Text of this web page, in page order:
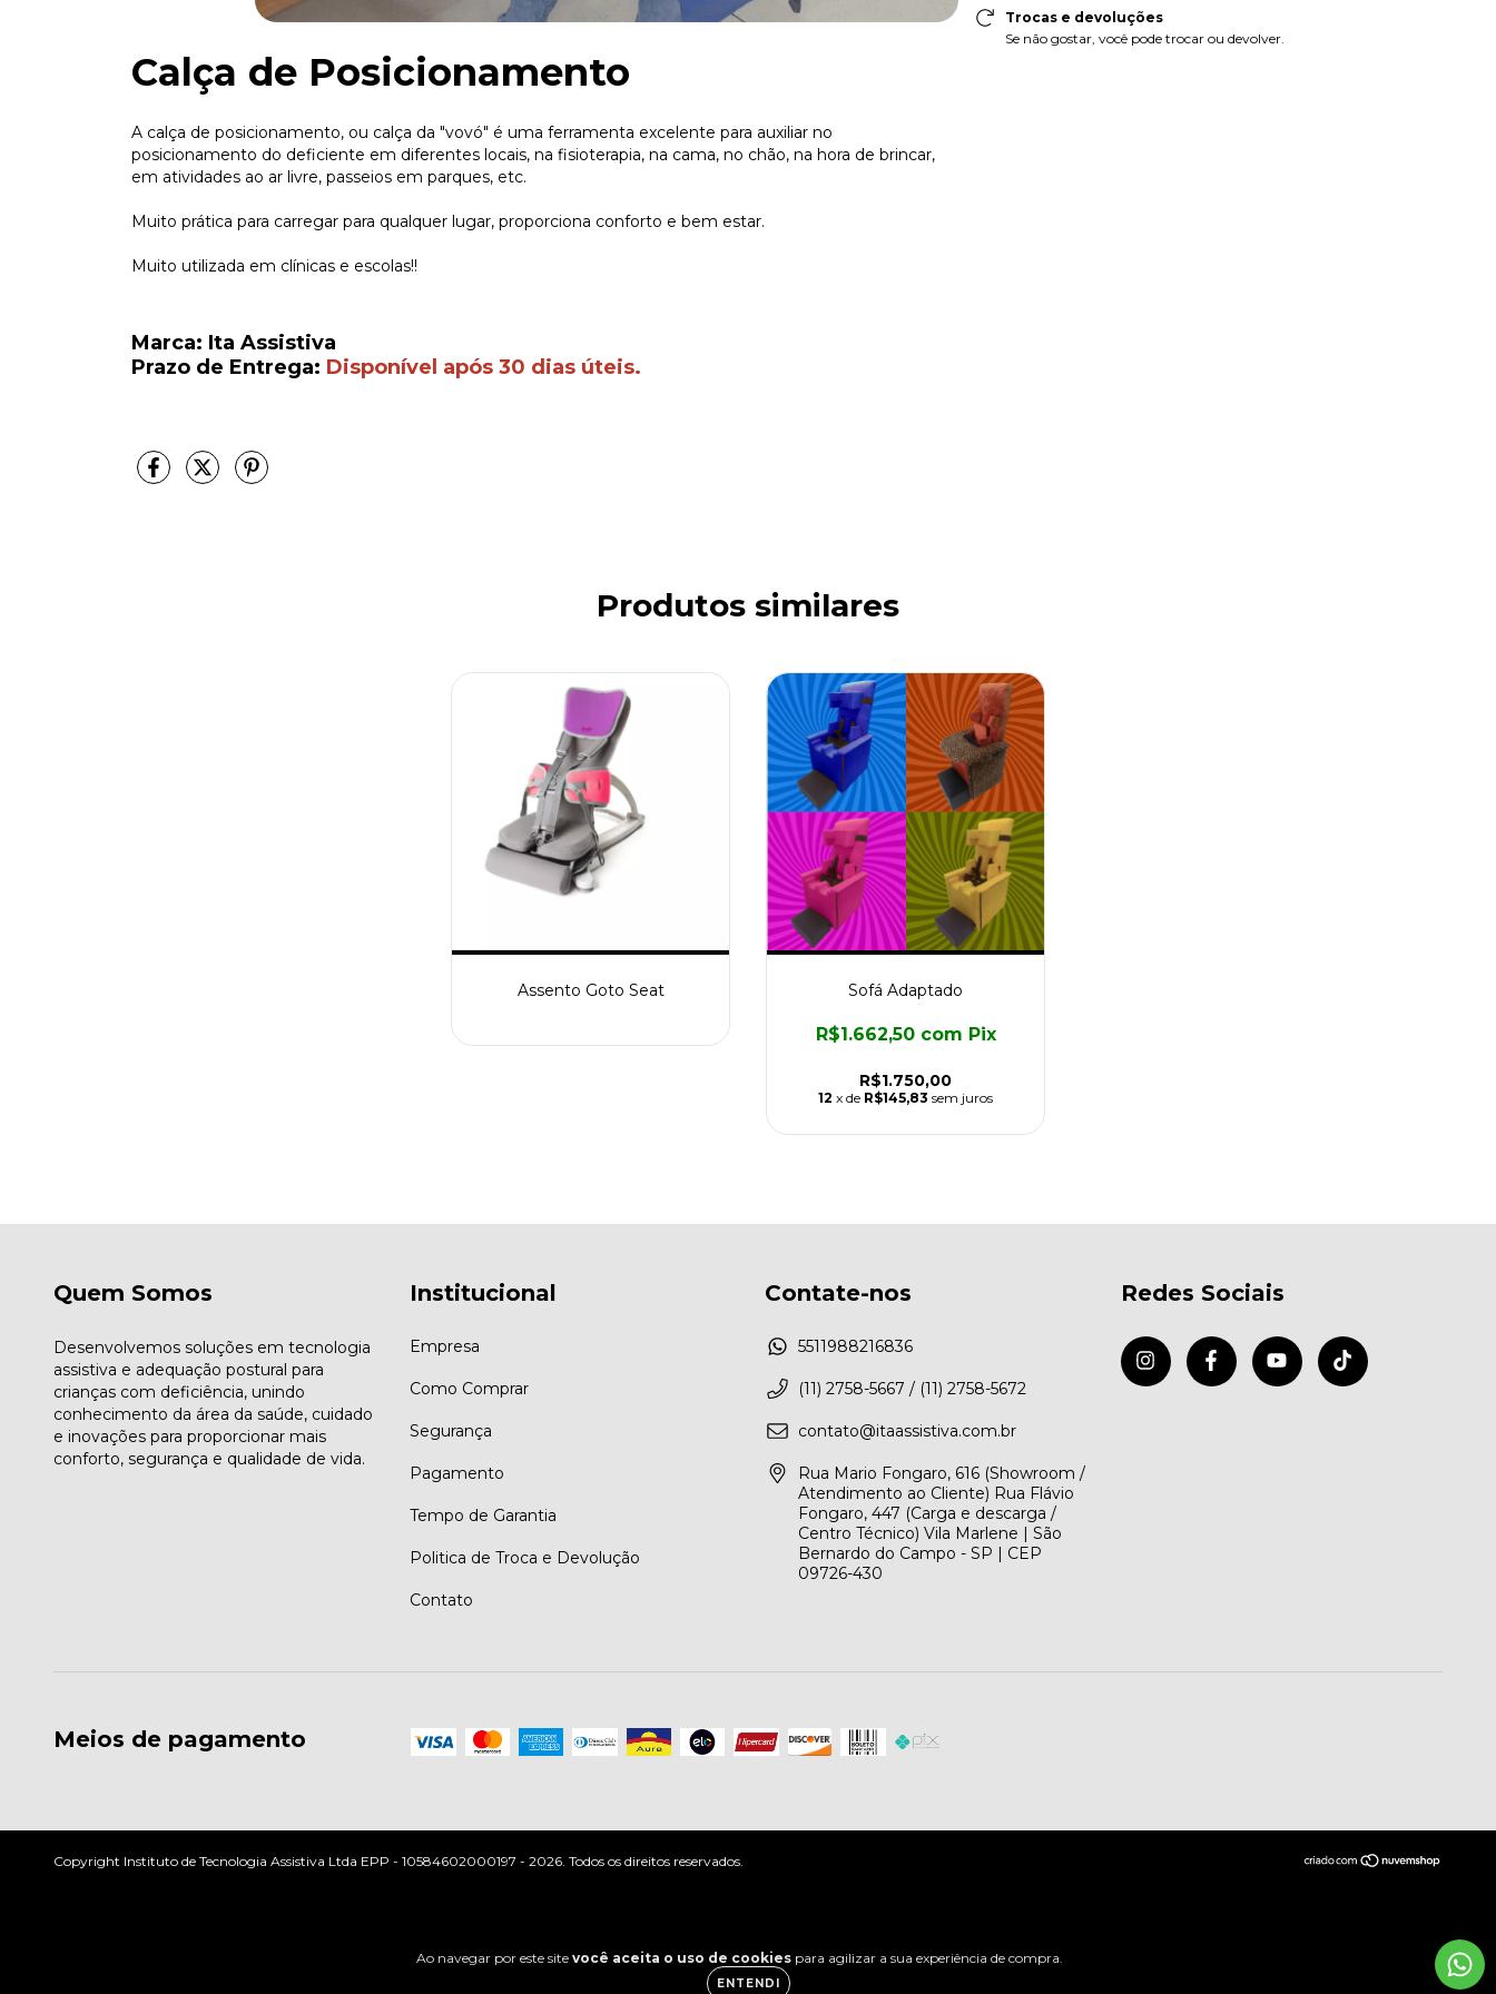
Ao navegar por este site você aceita o uso de cookiespara agilizar a sua experiência de compra.
ENTENDI
Calça de Posicionamento
A calça de posicionamento, ou calça da "vovó" é uma ferramenta excelente para auxiliar no
posicionamento do deficiente em diferentes locais, na fisioterapia, na cama, no chão, na hora de brincar,
em atividades ao ar livre, passeios em parques, etc.
Muito prática para carregar para qualquer lugar, proporciona conforto e bem estar.
Muito utilizada em clínicas e escolas!!
Marca: Ita Assistiva
Prazo de Entrega: Disponível após 30 dias úteis.
Trocas e devoluções
Se não gostar, você pode trocar ou devolver.
Produtos similares
Assento Goto Seat Sofá Adaptado
R$1.750,00
R$1.662,50 com Pix
12 x de R$145,83 sem juros
Quem Somos
Desenvolvemos soluções em tecnologia
assistiva e adequação postural para
crianças com deficiência, unindo
conhecimento da área da saúde, cuidado
e inovações para proporcionar mais
conforto, segurança e qualidade de vida.
Institucional
Empresa
Como Comprar
Segurança
Pagamento
Tempo de Garantia
Politica de Troca e Devolução
Contato
Contate-nos
5511988216836
(11) 2758-5667 / (11) 2758-5672
contato@itaassistiva.com.br
Rua Mario Fongaro, 616 (Showroom /
Atendimento ao Cliente) Rua Flávio
Fongaro, 447 (Carga e descarga /
Centro Técnico) Vila Marlene | São
Bernardo do Campo - SP | CEP
09726-430
Redes Sociais
Meios de pagamento
Copyright Instituto de Tecnologia Assistiva Ltda EPP - 10584602000197 - 2026. Todos os direitos reservados.